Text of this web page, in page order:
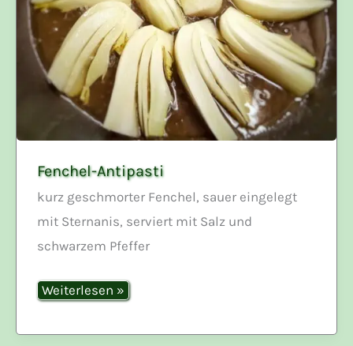
Fenchel-Antipasti
kurz geschmorter Fenchel, sauer eingelegt
mit Sternanis, serviert mit Salz und
schwarzem Pfeffer
Fenchel-
Antipasti
Weiterlesen »